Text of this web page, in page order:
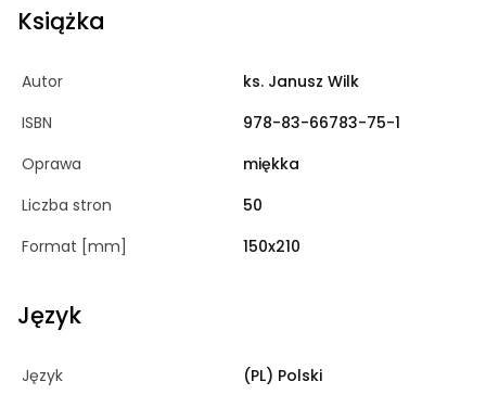
Książka
Autor
ks. Janusz Wilk
ISBN
978-83-66783-75-1
Oprawa
miękka
Liczba stron
50
Format [mm]
150x210
Język
Język (PL) Polski